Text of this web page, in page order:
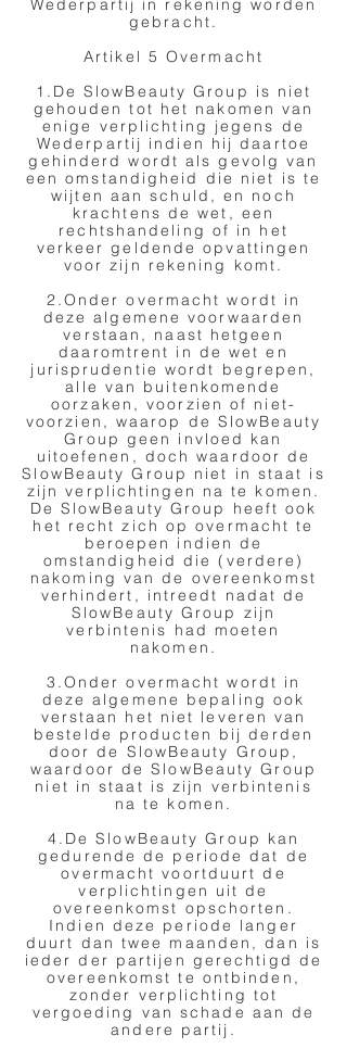
Wederpartij in rekening worden
gebracht.
Artikel 5 Overmacht
1.De SlowBeauty Group is niet
gehouden tot het nakomen van
enige verplichting jegens de
Wederpartij indien hij daartoe
gehinderd wordt als gevolg van
een omstandigheid die niet is te
wijten aan schuld, en noch
krachtens de wet, een
rechtshandeling of in het
verkeer geldende opvattingen
voor zijn rekening komt.
2.Onder overmacht wordt in
deze algemene voorwaarden
verstaan, naast hetgeen
daaromtrent in de wet en
jurisprudentie wordt begrepen,
alle van buitenkomende
oorzaken, voorzien of niet-
voorzien, waarop de SlowBeauty
Group geen invloed kan
uitoefenen, doch waardoor de
SlowBeauty Group niet in staat is
zijn verplichtingen na te komen.
De SlowBeauty Group heeft ook
het recht zich op overmacht te
beroepen indien de
omstandigheid die (verdere)
nakoming van de overeenkomst
verhindert, intreedt nadat de
SlowBeauty Group zijn
verbintenis had moeten
nakomen.
3.Onder overmacht wordt in
deze algemene bepaling ook
verstaan het niet leveren van
bestelde producten bij derden
door de SlowBeauty Group,
waardoor de SlowBeauty Group
niet in staat is zijn verbintenis
na te komen.
4.De SlowBeauty Group kan
gedurende de periode dat de
overmacht voortduurt de
verplichtingen uit de
overeenkomst opschorten.
Indien deze periode langer
duurt dan twee maanden, dan is
ieder der partijen gerechtigd de
overeenkomst te ontbinden,
zonder verplichting tot
vergoeding van schade aan de
andere partij.